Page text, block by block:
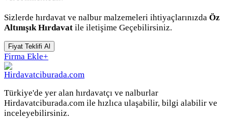
Sizlerde hırdavat ve nalbur malzemeleri ihtiyaçlarınızda Öz
Altınışık Hırdavat ile iletişime Geçebilirsiniz.
Fiyat Teklifi Al
Firma Ekle+
Türkiye'de yer alan hırdavatçı ve nalburlar
Hirdavatciburada.com ile hızlıca ulaşabilir, bilgi alabilir ve
inceleyebilirsiniz.